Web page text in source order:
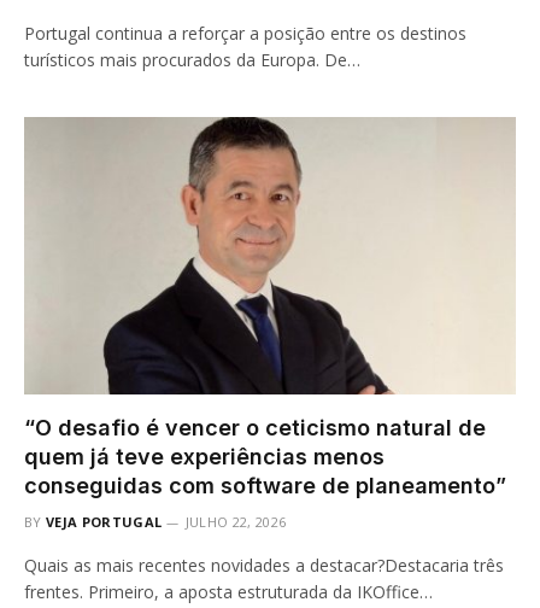
Portugal continua a reforçar a posição entre os destinos
turísticos mais procurados da Europa. De…
“O desafio é vencer o ceticismo natural de
quem já teve experiências menos
conseguidas com software de planeamento”
BY VEJA PORTUGAL JULHO 22, 2026
Quais as mais recentes novidades a destacar?Destacaria três
frentes. Primeiro, a aposta estruturada da IKOffice…